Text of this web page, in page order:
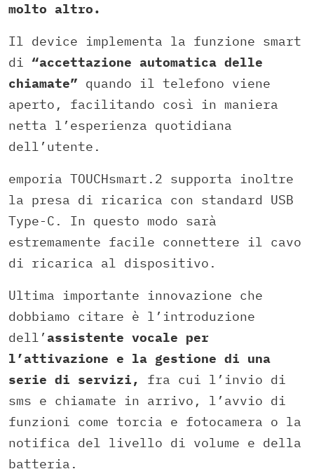
molto altro.
Il device implementa la funzione smart
di “accettazione automatica delle
chiamate” quando il telefono viene
aperto, facilitando così in maniera
netta l’esperienza quotidiana
dell’utente.
emporia TOUCHsmart.2 supporta inoltre
la presa di ricarica con standard USB
Type-C. In questo modo sarà
estremamente facile connettere il cavo
di ricarica al dispositivo.
Ultima importante innovazione che
dobbiamo citare è l’introduzione
dell’ assistente vocale per
l’attivazione e la gestione di una
serie di servizi, fra cui l’invio di
sms e chiamate in arrivo, l’avvio di
funzioni come torcia e fotocamera o la
notifica del livello di volume e della
batteria.